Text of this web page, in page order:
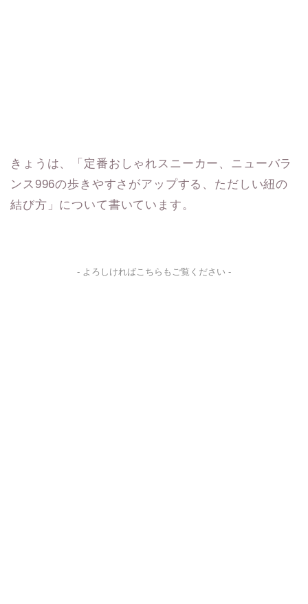
きょうは、「定番おしゃれスニーカー、ニューバラ
ンス996の歩きやすさがアップする、ただしい紐の
結び方」について書いています。
- よろしければこちらもご覧ください -